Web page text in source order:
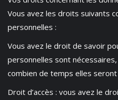
Vous avez les droits suivants
personnelles :
Vous avez le droit de savoir
personnelles sont
combien de temps elles
Droit d’accès : vous avez le